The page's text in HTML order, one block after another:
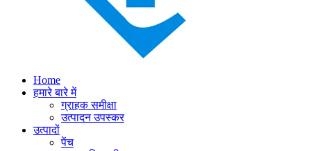
Home
हमारे बारे में
ग्राहक समीक्षा
उत्पादन उपस्कर
उत्पादों
पेंच